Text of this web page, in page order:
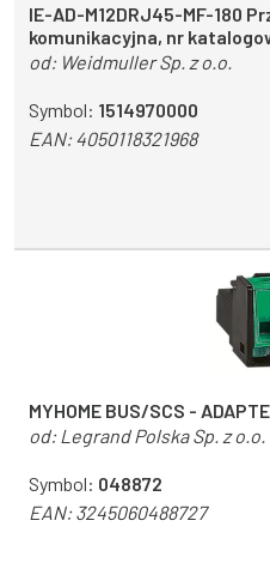
IE-AD-M12DRJ45-MF-180
komunikacyjna, nr
od: Weidmuller Sp. z o.o.
Symbol: 1514970000
EAN:4050118321968
MYHOME BUS/SCS -
od: Legrand Polska Sp. z o.o.
Symbol: 048872
EAN:3245060488727